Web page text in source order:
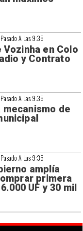
A Las 9:35
en Colo
y Contrato
A Las 9:35
mecanismo de
A Las 9:35
amplía
primera
UF y 30 mil